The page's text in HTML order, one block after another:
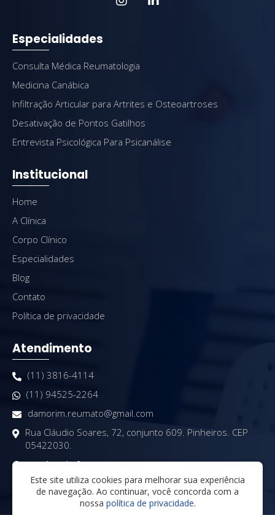
Especialidades
Consulta Médica Reumatologia
Medicina Canábica
Infiltração Articular para Artrites e Osteoartroses
Desativação de Pontos Gatilhos
Entrevista Psicológica Para Psicanálise
Institucional
Home
A Clínica
Corpo Clínico
Especialidades
Blog
Contato
Política de privacidade
Atendimento
(11) 3816-4114
(11) 94525-2264
damorim.reumato@gmail.com
Rua Cláudio Soares, 72, conjunto 609. Pinheiros. CEP
05422030.
Horário de funcionamento:
De segunda à sexta, das 8h às 20h
Este site utiliza cookies para melhorar sua experiência
de navegação. Ao continuar, você concorda com a
nossa política de privacidade.